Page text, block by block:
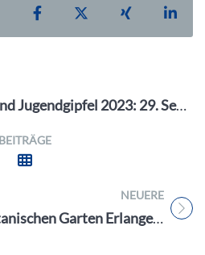
Teilen auf Facebook
Teilen auf XTeilen auf
September bis 1. Oktober – Deine Stimme für die Zukunft
BEITRÄGE
NEUERE
29. September – 3. Oktober 2023